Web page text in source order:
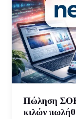
Πώληση ΣΟΚ
κιλών